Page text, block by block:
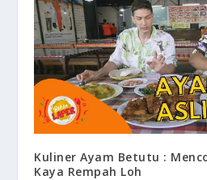
Kuliner Ayam Betutu :
Kaya Rempah Loh